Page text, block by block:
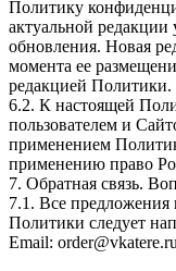
Политику
актуальной редакции
обновления. Новая
момента ее
редакцией Политики.
6.2. К настоящей
пользователем и
применением
применению право
7. Обратная связь.
7.1. Все
Политики следует
Email: order@vkatere.ru